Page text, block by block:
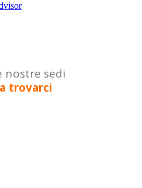
nostre sedi
trovarci